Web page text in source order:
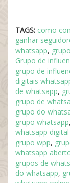
TAGS: como
ganhar
whatsapp,
Grupo de
grupo de
digitais
de whatsapp,
grupo de
grupo do
grupo whatsapp,
whatsapp
grupo wpp,
whatsapp
grupos de
do whatsapp,